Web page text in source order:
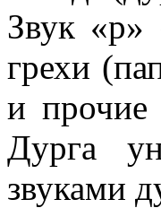
Звук «р»
грехи
и прочие
Дурга
звуками